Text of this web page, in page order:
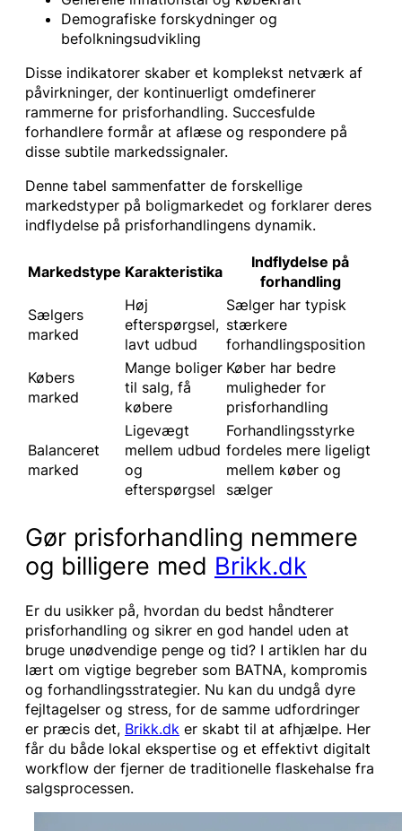
Demografiske forskydninger og
befolkningsudvikling
Disse indikatorer skaber et komplekst netværk af
påvirkninger, der kontinuerligt omdefinerer
rammerne for prisforhandling. Succesfulde
forhandlere formår at aflæse og respondere på
disse subtile markedssignaler.
Denne tabel sammenfatter de forskellige
markedstyper på boligmarkedet og forklarer deres
indflydelse på prisforhandlingens dynamik.
Markedstype Karakteristika
Indflydelse på
forhandling
Sælgers
marked
Høj
efterspørgsel,
lavt udbud
Sælger har typisk
stærkere
forhandlingsposition
Købers
marked
Mange boliger
til salg, få
købere
Køber har bedre
muligheder for
prisforhandling
Balanceret
marked
Ligevægt
mellem udbud
og
efterspørgsel
Forhandlingsstyrke
fordeles mere ligeligt
mellem køber og
sælger
Gør prisforhandling nemmere
og billigere med Brikk.dk
Er du usikker på, hvordan du bedst håndterer
prisforhandling og sikrer en god handel uden at
bruge unødvendige penge og tid? I artiklen har du
lært om vigtige begreber som BATNA, kompromis
og forhandlingsstrategier. Nu kan du undgå dyre
fejltagelser og stress, for de samme udfordringer
er præcis det, Brikk.dk er skabt til at afhjælpe. Her
får du både lokal ekspertise og et effektivt digitalt
workflow der fjerner de traditionelle flaskehalse fra
salgsprocessen.